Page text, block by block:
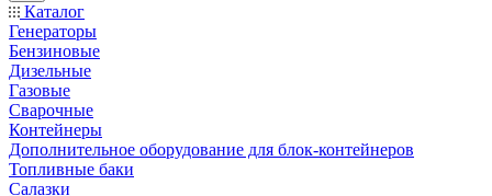
Каталог
Генераторы
Бензиновые
Дизельные
Газовые
Сварочные
Контейнеры
Дополнительное оборудование для блок-контейнеров
Топливные баки
Салазки